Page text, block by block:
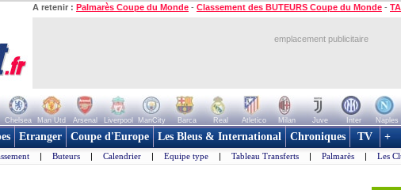
A retenir : Palmarès Coupe du Monde - Classement des BUTEURS Coupe du Monde -
emplacement publicitaire
Chelsea Man Utd Arsenal Liverpool ManCity Barca Real Atletico Milan Juve Inter Naples
Etranger Coupe d'Europe Les Bleus & International Chroniques TV +
| Buteurs | Calendrier | Equipe type | Tableau Transferts | Palmarès | Les